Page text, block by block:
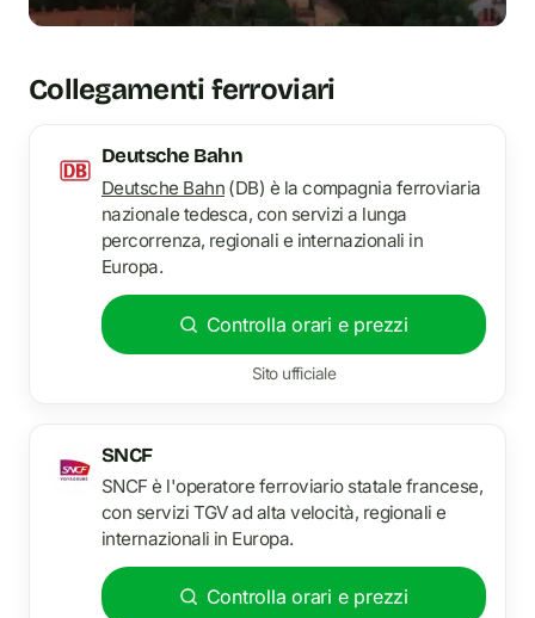
Collegamenti ferroviari
Deutsche Bahn
Deutsche Bahn(DB) è la compagnia ferroviaria
nazionale tedesca, con servizi a lunga
percorrenza, regionali e internazionali in
Europa.
Controlla orari e prezzi
Sito ufficiale
SNCF
SNCF è l'operatore ferroviario statale francese,
con servizi TGV ad alta velocità, regionali e
internazionali in Europa.
Controlla orari e prezzi